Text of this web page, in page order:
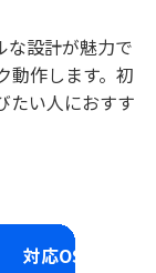
な設計が魅力で
動作します。初
たい人におすす
対応OS